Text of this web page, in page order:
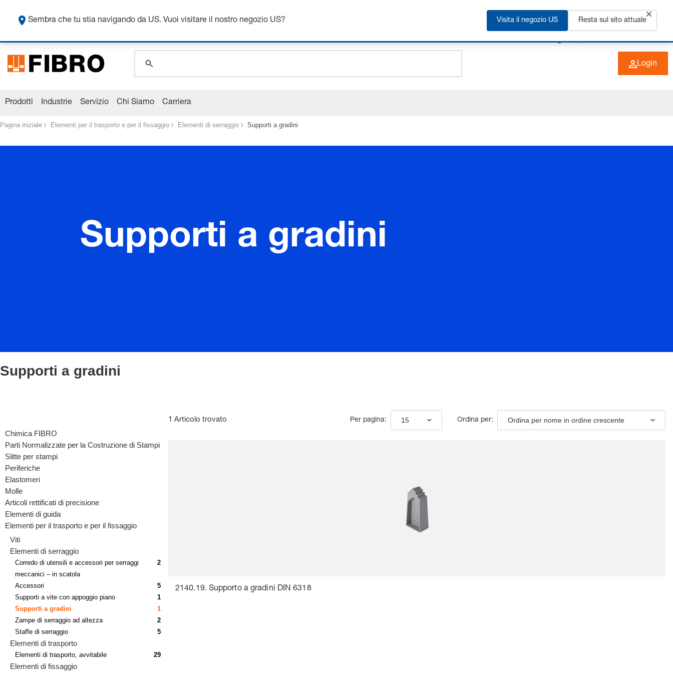
+49 (0) 6266 73-0 IT
Login
Prodotti Industrie Servizio Chi Siamo Carriera
Pagina iniziale Elementi per il trasporto e per il fissaggio Elementi di serraggio Supporti a gradini
Supporti a gradini
Supporti a gradini
Chimica FIBRO
Parti Normalizzate per la Costruzione di Stampi
Slitte per stampi
Periferiche
Elastomeri
Molle
Articoli rettificati di precisione
Elementi di guida
Elementi per il trasporto e per il fissaggio
Viti
Elementi di serraggio
Corredo di utensili e accessori per serraggi
meccanici – in scatola
2
Accessori
5
Supporti a vite con appoggio piano
1
Supporti a gradini
1
Zampe di serraggio ad altezza
2
Staffe di serraggio
5
Elementi di trasporto
Elementi di trasporto, avvitabile 29
Elementi di fissaggio
1 Articolo trovato Per pagina: 15 Ordina per: Ordina per nome in ordine crescente
2140.19. Supporto a gradini DIN 6318
Sembra che tu stia navigando da US. Vuoi visitare il nostro negozio US? Visita il negozio US Resta sul sito attuale